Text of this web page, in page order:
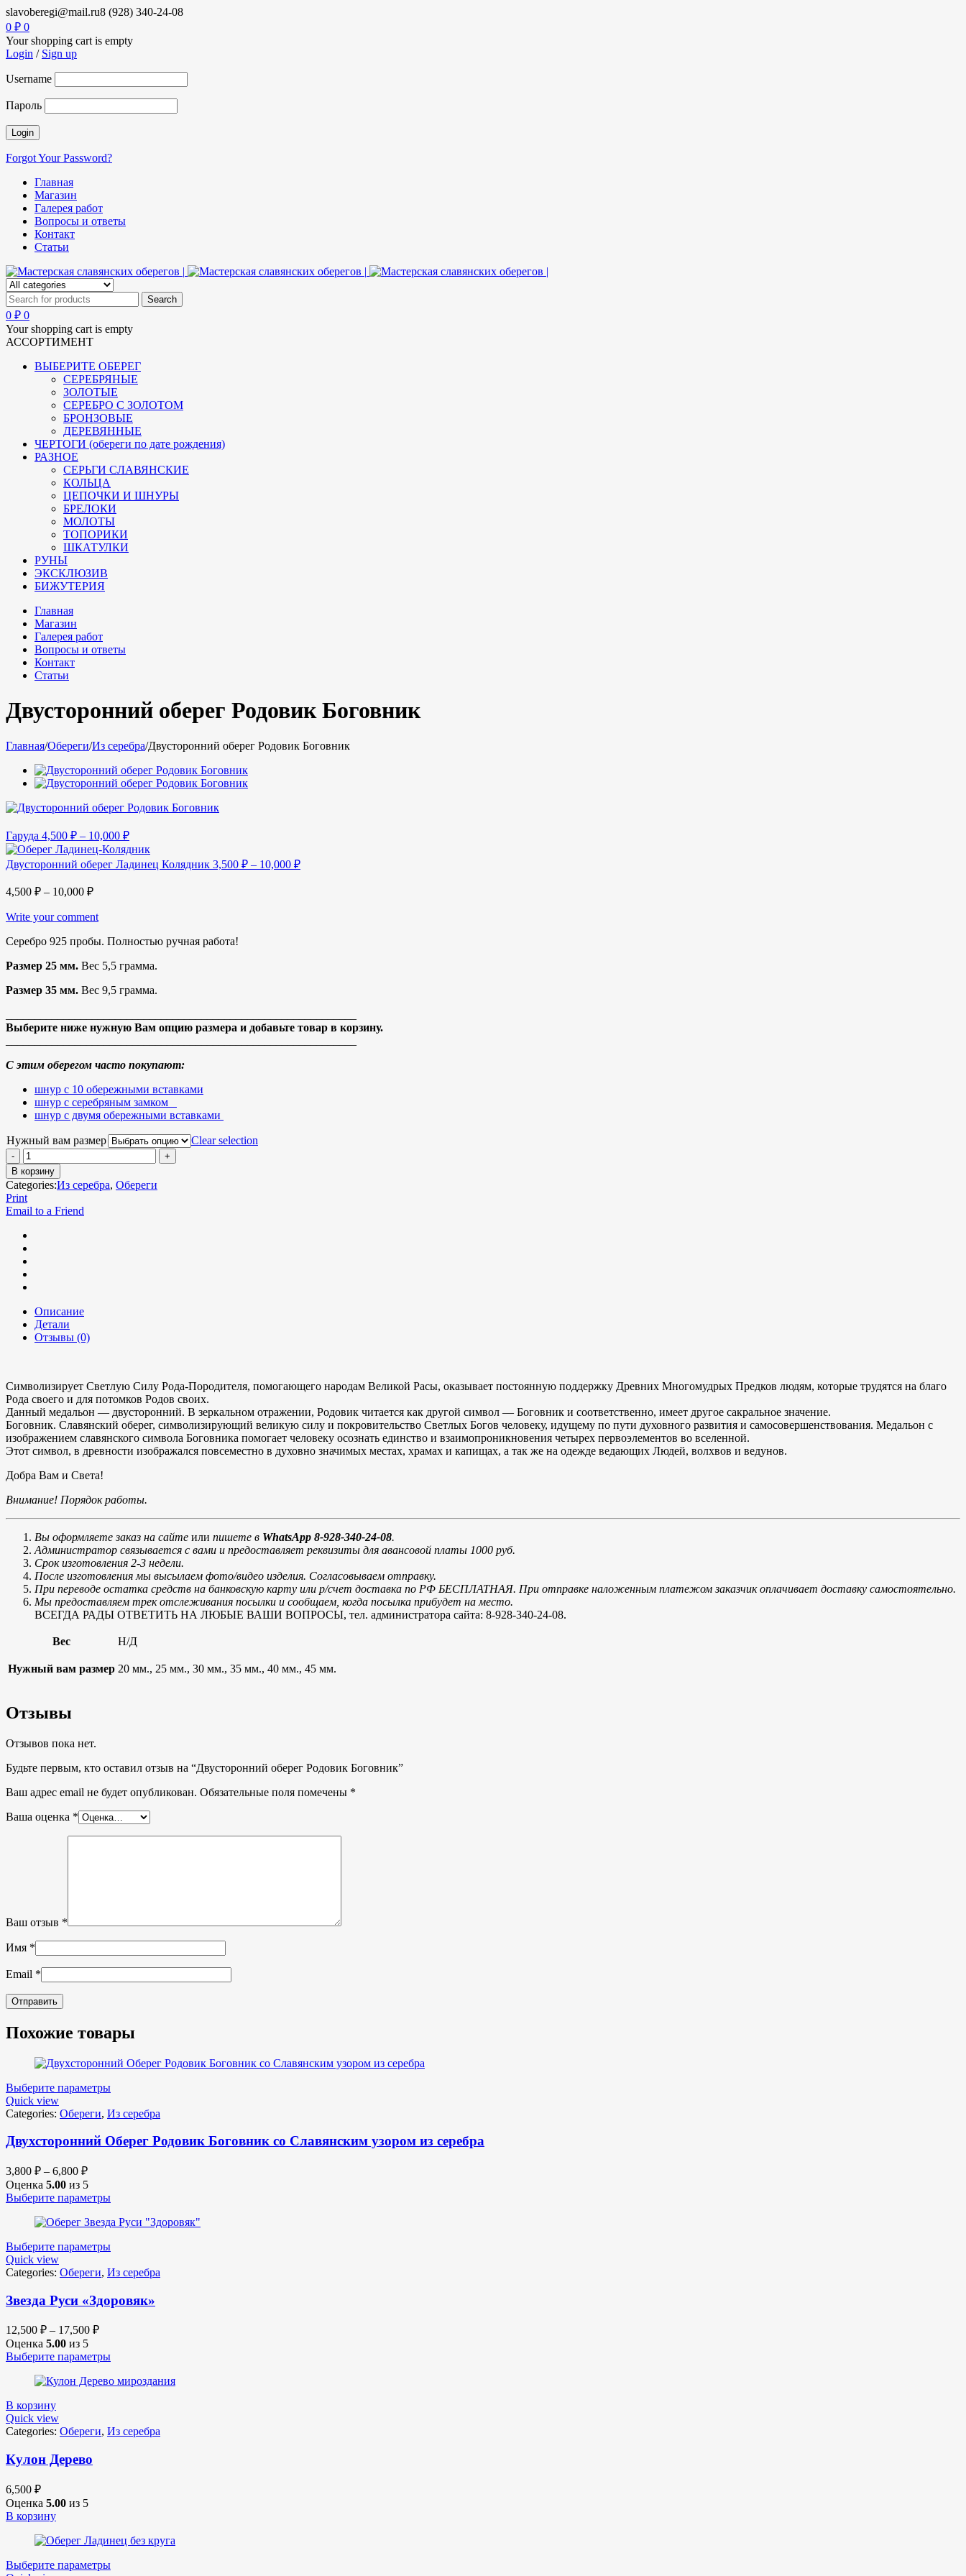
slavoberegi@mail.ru8 (928) 340-24-08
0 ₽ 0
Your shopping cart is empty
Login / Sign up
Username
Пароль
Forgot Your Password?
Главная
Магазин
Галерея работ
Вопросы и ответы
Контакт
Статьи
0 ₽ 0
Your shopping cart is empty
АССОРТИМЕНТ
ВЫБЕРИТЕ ОБЕРЕГ
СЕРЕБРЯНЫЕ
ЗОЛОТЫЕ
СЕРЕБРО С ЗОЛОТОМ
БРОНЗОВЫЕ
ДЕРЕВЯННЫЕ
ЧЕРТОГИ (обереги по дате рождения)
РАЗНОЕ
СЕРЬГИ СЛАВЯНСКИЕ
КОЛЬЦА
ЦЕПОЧКИ И ШНУРЫ
БРЕЛОКИ
МОЛОТЫ
ТОПОРИКИ
ШКАТУЛКИ
РУНЫ
ЭКСКЛЮЗИВ
БИЖУТЕРИЯ
Главная
Магазин
Галерея работ
Вопросы и ответы
Контакт
Статьи
Двусторонний оберег Родовик Боговник
Главная/Обереги/Из серебра/Двусторонний оберег Родовик Боговник
Гаруда 4,500 ₽ – 10,000 ₽
Двусторонний оберег Ладинец Колядник 3,500 ₽ – 10,000 ₽
4,500 ₽ – 10,000 ₽
Write your comment
Серебро 925 пробы. Полностью ручная работа!
Размер 25 мм. Вес 5,5 грамма.
Размер 35 мм. Вес 9,5 грамма.
Выберите ниже нужную Вам опцию размера и добавьте товар в корзину.
С этим оберегом часто покупают:
шнур с 10 обережными вставками
шнур с серебряным замком
шнур с двумя обережными вставками
Нужный вам размер Clear selection
В корзину
Categories:Из серебра, Обереги
Print
Email to a Friend
Описание
Детали
Отзывы (0)
Символизирует Светлую Силу Рода-Породителя, помогающего народам Великой Расы, оказывает постоянную поддержку Древних Многомудрых Предков людям, которые трудятся на благо
Рода своего и для потомков Родов своих.
Данный медальон — двусторонний. В зеркальном отражении, Родовик читается как другой символ — Боговник и соответственно, имеет другое сакральное значение.
Боговник. Славянский оберег, символизирующий великую силу и покровительство Светлых Богов человеку, идущему по пути духовного развития и самосовершенствования. Медальон с
изображением славянского символа Боговника помогает человеку осознать единство и взаимопроникновения четырех первоэлементов во вселенной.
Этот символ, в древности изображался повсеместно в духовно значимых местах, храмах и капищах, а так же на одежде ведающих Людей, волхвов и ведунов.
Добра Вам и Света!
Внимание! Порядок работы.
Вы оформляете заказ на сайте или пишете в WhatsApp 8-928-340-24-08.
Администратор связывается с вами и предоставляет реквизиты для авансовой платы 1000 руб.
Срок изготовления 2-3 недели.
После изготовления мы высылаем фото/видео изделия. Согласовываем отправку.
При переводе остатка средств на банковскую карту или р/счет доставка по РФ БЕСПЛАТНАЯ. При отправке наложенным платежом заказчик оплачивает доставку самостоятельно.
Мы предоставляем трек отслеживания посылки и сообщаем, когда посылка прибудет на место.
ВСЕГДА РАДЫ ОТВЕТИТЬ НА ЛЮБЫЕ ВАШИ ВОПРОСЫ, тел. администратора сайта: 8-928-340-24-08.
Вес Н/Д
Нужный вам размер 20 мм., 25 мм., 30 мм., 35 мм., 40 мм., 45 мм.
Отзывы
Отзывов пока нет.
Будьте первым, кто оставил отзыв на “Двусторонний оберег Родовик Боговник”
Ваш адрес email не будет опубликован. Обязательные поля помечены *
Ваша оценка *
Ваш отзыв *
Имя *
Email *
Похожие товары
Выберите параметры
Quick view
Categories: Обереги, Из серебра
Двухсторонний Оберег Родовик Боговник со Славянским узором из серебра
3,800 ₽ – 6,800 ₽
Оценка 5.00 из 5
Выберите параметры
Выберите параметры
Quick view
Categories: Обереги, Из серебра
Звезда Руси «Здоровяк»
12,500 ₽ – 17,500 ₽
Оценка 5.00 из 5
Выберите параметры
В корзину
Quick view
Categories: Обереги, Из серебра
Кулон Дерево
6,500 ₽
Оценка 5.00 из 5
В корзину
Выберите параметры